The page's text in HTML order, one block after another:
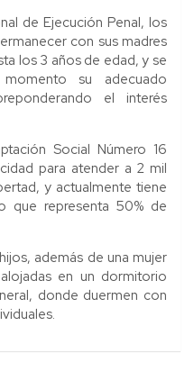
de Ejecución Penal, los
con sus madres
los 3 años de edad, y se
su adecuado
el interés
Social Número 16
para atender a 2 mil
y actualmente tiene
que representa 50% de
además de una mujer
en un dormitorio
donde duermen con